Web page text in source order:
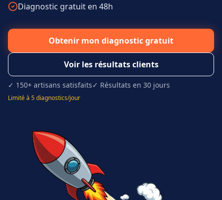
Diagnostic gratuit en 48h
Obtenir mon diagnostic gratuit
Voir les résultats clients
✓ 150+ artisans satisfaits✓ Résultats en 30 jours
Limité à 5 diagnostics/jour